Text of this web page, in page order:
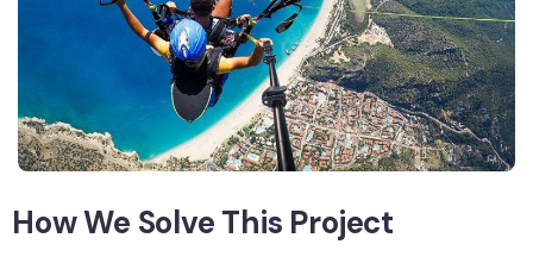
How We Solve This Project